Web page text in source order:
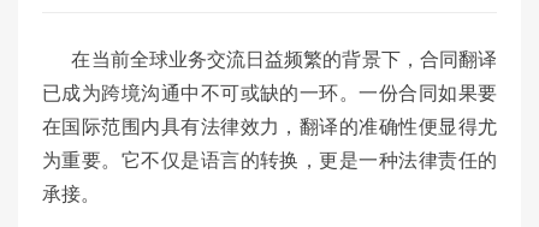
在当前全球业务交流日益频繁的背景下，合同翻译
已成为跨境沟通中不可或缺的一环。一份合同如果要
在国际范围内具有法律效力，翻译的准确性便显得尤
为重要。它不仅是语言的转换，更是一种法律责任的
承接。